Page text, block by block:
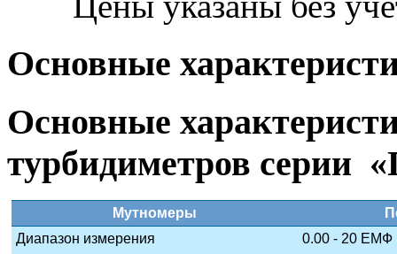
Основные
Основные
турбидиметров серии
Мутномеры
Диапазон измерения
0.00 - 20 ЕМФ